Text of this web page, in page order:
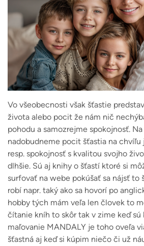
Vo všeobecnosti však šťastie
života alebo pocit že nám nič
pohodu a samozrejme spokojnosť.
nadobudneme pocit šťastia na
resp. spokojnosť s kvalitou svojho
dlhšie. Sú aj knihy o šťastí ktoré si
surfovať na webe pokúšať sa nájsť to
robí napr. taký ako sa hovorí po
hobby tých mám veľa len človek to
čítanie kníh to skôr tak v zime keď sú
maľovanie MANDALY je toho oveľa
šťastná aj keď si kúpim niečo či už